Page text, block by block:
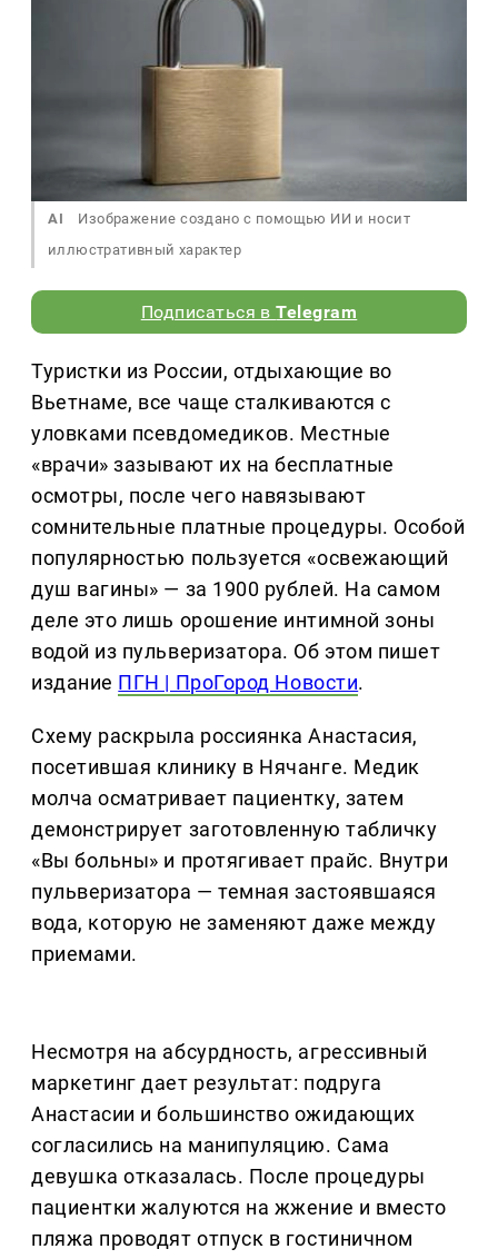
AI
Изображение создано с помощью ИИ и носит
иллюстративный характер
Подписаться вTelegram
Туристки из России, отдыхающие во
Вьетнаме, все чаще сталкиваются с
уловками псевдомедиков. Местные
«врачи» зазывают их на бесплатные
осмотры, после чего навязывают
сомнительные платные процедуры. Особой
популярностью пользуется «освежающий
душ вагины» — за 1900 рублей. На самом
деле это лишь орошение интимной зоны
водой из пульверизатора. Об этом пишет
издание ПГН | ПроГород Новости.
Схему раскрыла россиянка Анастасия,
посетившая клинику в Нячанге. Медик
молча осматривает пациентку, затем
демонстрирует заготовленную табличку
«Вы больны» и протягивает прайс. Внутри
пульверизатора — темная застоявшаяся
вода, которую не заменяют даже между
приемами.
Несмотря на абсурдность, агрессивный
маркетинг дает результат: подруга
Анастасии и большинство ожидающих
согласились на манипуляцию. Сама
девушка отказалась. После процедуры
пациентки жалуются на жжение и вместо
пляжа проводят отпуск в гостиничном